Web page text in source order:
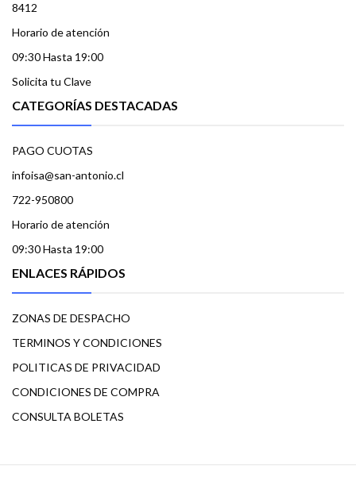
8412
Horario de atención
09:30 Hasta 19:00
Solicita tu Clave
CATEGORÍAS DESTACADAS
PAGO CUOTAS
infoisa@san-antonio.cl
722-950800
Horario de atención
09:30 Hasta 19:00
ENLACES RÁPIDOS
ZONAS DE DESPACHO
TERMINOS Y CONDICIONES
POLITICAS DE PRIVACIDAD
CONDICIONES DE COMPRA
CONSULTA BOLETAS